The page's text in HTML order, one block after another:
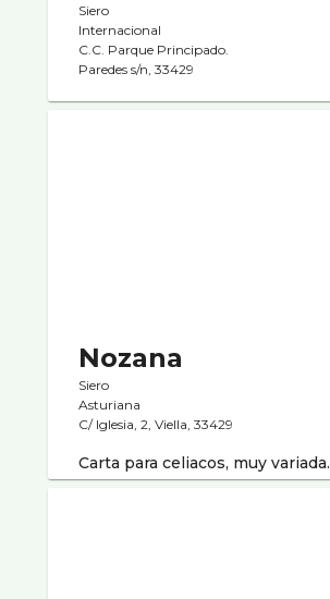
Siero
Internacional
C.C. Parque Principado.
Paredes s/n, 33429
Nozana
Siero
Asturiana
C/ Iglesia, 2, Viella, 33429
Carta para celiacos, muy variada.